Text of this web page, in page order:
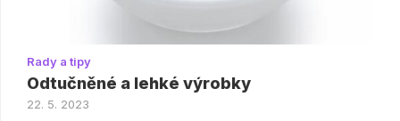
Rady a tipy
Odtučněné a lehké výrobky
22. 5. 2023